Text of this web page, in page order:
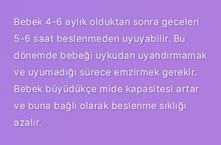
Bebek 4-6 aylık olduktan sonra geceleri
5-6 saat beslenmeden uyuyabilir. Bu
dönemde bebeği uykudan uyandırmamak
ve uyumadığı sürece emzirmek gerekir.
Bebek büyüdükçe mide kapasitesi artar
ve buna bağlı olarak beslenme sıklığı
azalır.